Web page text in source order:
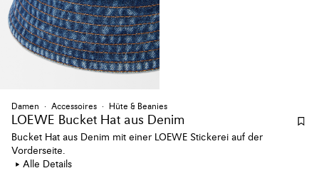
Damen Accessoires Hüte & Beanies
LOEWE Bucket Hat aus Denim
Bucket Hat aus Denim mit einer LOEWE Stickerei auf der
Vorderseite.
Alle Details